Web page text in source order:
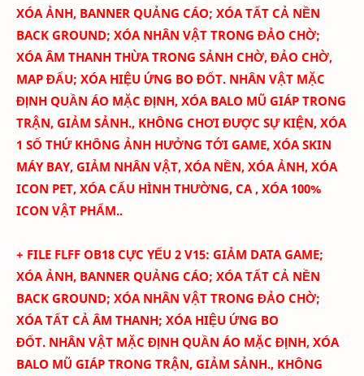
XÓA ẢNH, BANNER QUẢNG CÁO; XÓA TẤT CẢ NỀN
BACK GROUND; XÓA NHÂN VẬT TRONG ĐẢO CHỜ;
XÓA ÂM THANH THỪA TRONG SẢNH CHỜ, ĐẢO CHỜ,
MAP ĐẤU; XÓA HIỆU ỨNG BO ĐỐT. NHÂN VẬT MẶC
ĐỊNH QUẦN ÁO MẶC ĐỊNH, XÓA BALO MŨ GIÁP TRONG
TRẬN, GIẢM SẢNH., KHÔNG CHƠI ĐƯỢC SỰ KIỆN, XÓA
1 SỐ THỨ KHÔNG ẢNH HƯỞNG TỚI GAME, XÓA SKIN
MÁY BAY, GIẢM NHÂN VẬT, XÓA NỀN, XÓA ẢNH, XÓA
ICON PET, XÓA CẤU HÌNH THƯỜNG, CA , XÓA 100%
ICON VẬT PHẨM..
+ FILE FLFF OB18 CỰC YẾU 2 V15: GIẢM DATA GAME;
XÓA ẢNH, BANNER QUẢNG CÁO; XÓA TẤT CẢ NỀN
BACK GROUND; XÓA NHÂN VẬT TRONG ĐẢO CHỜ;
XÓA TẤT CẢ ÂM THANH; XÓA HIỆU ỨNG BO
ĐỐT. NHÂN VẬT MẶC ĐỊNH QUẦN ÁO MẶC ĐỊNH, XÓA
BALO MŨ GIÁP TRONG TRẬN, GIẢM SẢNH., KHÔNG